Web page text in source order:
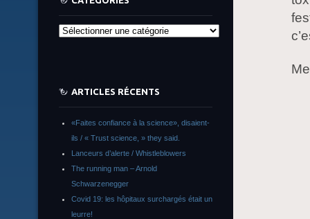
Catégories
ARTICLES RÉCENTS
«Faites confiance à la science», disaient-
ils / « Trust science, » they said.
Lanceurs d’alerte / Whistleblowers
The running man – Arnold
Schwarzenegger
Covid 19: les hôpitaux surchargés était un
leurre!